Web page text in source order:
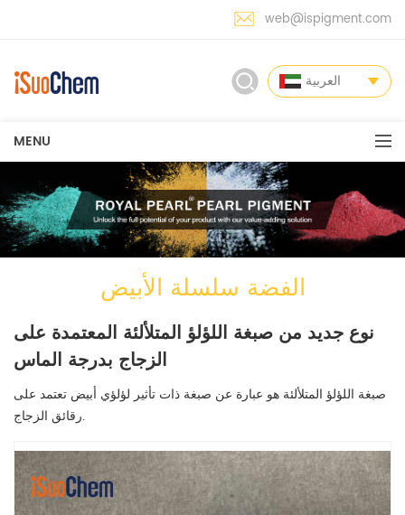
web@ispigment.com
العربية
MENU
الفضة سلسلة الأبيض
نوع جديد من صبغة اللؤلؤ المتلألئة المعتمدة على
الزجاج بدرجة الماس
صبغة اللؤلؤ المتلألئة هو عبارة عن صبغة ذات تأثير لؤلؤي أبيض تعتمد على
رقائق الزجاج.